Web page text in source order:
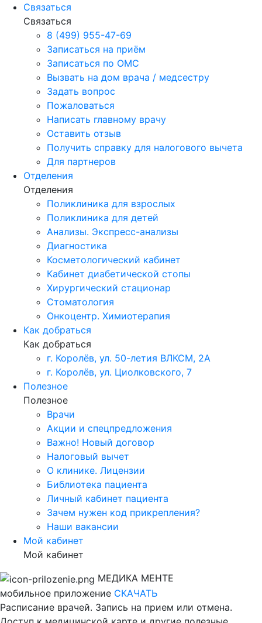
Связаться
Связаться
8 (499) 955-47-69
Записаться на приём
Записаться по ОМС
Вызвать на дом врача / медсестру
Задать вопрос
Пожаловаться
Написать главному врачу
Оставить отзыв
Получить справку для налогового вычета
Для партнеров
Отделения
Отделения
Поликлиника для взрослых
Поликлиника для детей
Анализы. Экспресс-анализы
Диагностика
Косметологический кабинет
Кабинет диабетической стопы
Хирургический стационар
Стоматология
Онкоцентр. Химиотерапия
Как добраться
Как добраться
г. Королёв, ул. 50-летия ВЛКСМ, 2А
г. Королёв, ул. Циолковского, 7
Полезное
Полезное
Врачи
Акции и спецпредложения
Важно! Новый договор
Налоговый вычет
О клинике. Лицензии
Библиотека пациента
Личный кабинет пациента
Зачем нужен код прикрепления?
Наши вакансии
Мой кабинет
Мой кабинет
МЕДИКА МЕНТЕ
мобильное приложение СКАЧАТЬ
Расписание врачей. Запись на прием или отмена.